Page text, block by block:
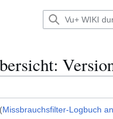
(Missbrauchsfilter-Logbuch